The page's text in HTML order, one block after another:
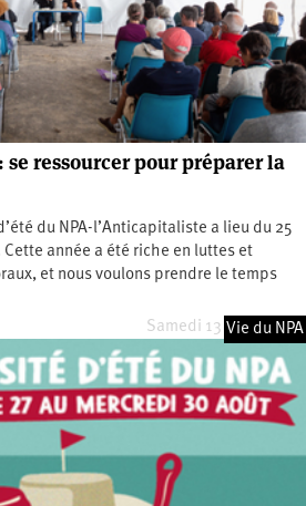
se ressourcer pour préparer la
du NPA-l’Anticapitaliste a lieu du 25
Cette année a été riche en luttes et
et nous voulons prendre le temps
Samedi 13 juillet 2024
Vie du NPA